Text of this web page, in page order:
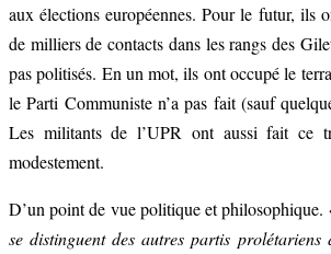
aux élections européennes. Pour le futur, ils
de milliers de contacts dans les rangs des
pas politisés. En un mot, ils ont occupé le
le Parti Communiste n’a pas fait (sauf
Les militants de l’UPR ont aussi fait ce
modestement.
D’un point de vue politique et philosophique.
se distinguent des autres partis